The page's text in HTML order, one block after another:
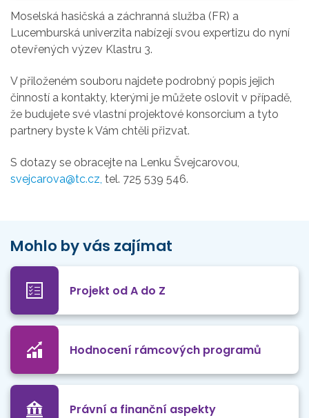
Moselská hasičská a záchranná služba (FR) a
Lucemburská univerzita nabízejí svou expertizu do nyní
otevřených výzev Klastru 3.
V přiloženém souboru najdete podrobný popis jejich
činností a kontakty, kterými je můžete oslovit v případě,
že budujete své vlastní projektové konsorcium a tyto
partnery byste k Vám chtěli přizvat.
S dotazy se obracejte na Lenku Švejcarovou,
svejcarova@tc.cz, tel. 725 539 546.
Mohlo by vás zajímat
Projekt od A do Z
Hodnocení rámcových programů
Právní a finanční aspekty